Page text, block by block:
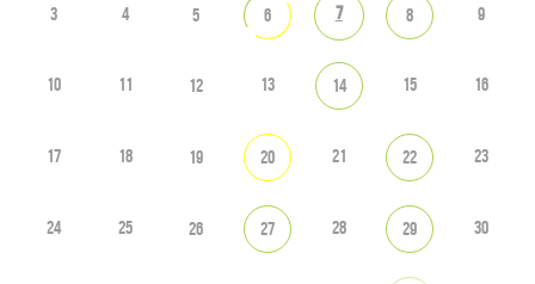
3 4 5 6 7 8 9
10 11 12 13 14 15 16
17 18 19 20 21 22 23
24 25 26 27 28 29 30